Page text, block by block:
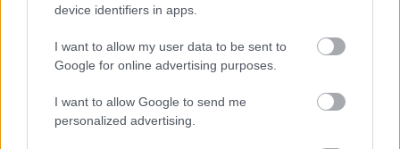
device identifiers in apps.
I want to allow my user data to be sent to
Google for online advertising purposes.
I want to allow Google to send me
personalized advertising.